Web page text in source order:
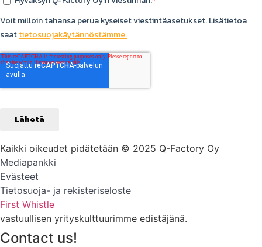
Kaikki oikeudet pidätetään © 2025 Q-Factory Oy
Mediapankki
Evästeet
Tietosuoja- ja rekisteriseloste
First Whistle
vastuullisen yrityskulttuurimme edistäjänä.
Contact us!